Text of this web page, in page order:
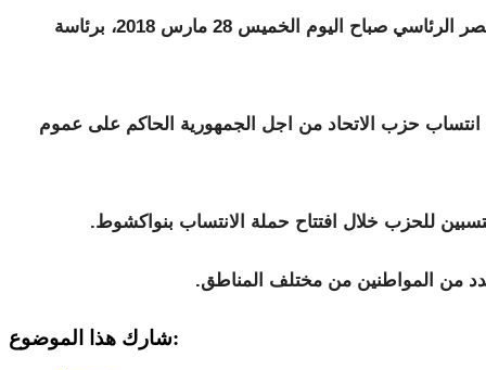
عقدت الحكومة الموريتانية اجتماعها الاسبوعي بالقصر الرئاسي صباح اليوم الخميس 28 مارس 2018، برئاسة
حزب الاتحاد من اجل الجمهورية الحاكم على عموم
للحزب خلال افتتاح حملة الانتساب بنواكشوط.
من المواطنين من مختلف المناطق.
شارك هذا الموضوع: